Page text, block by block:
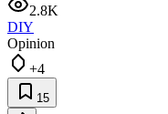
2.8K
DIY
Opinion
+4
15